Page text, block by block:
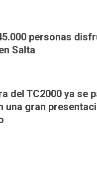
personas
Salta
del TC2000 ya se
una gran